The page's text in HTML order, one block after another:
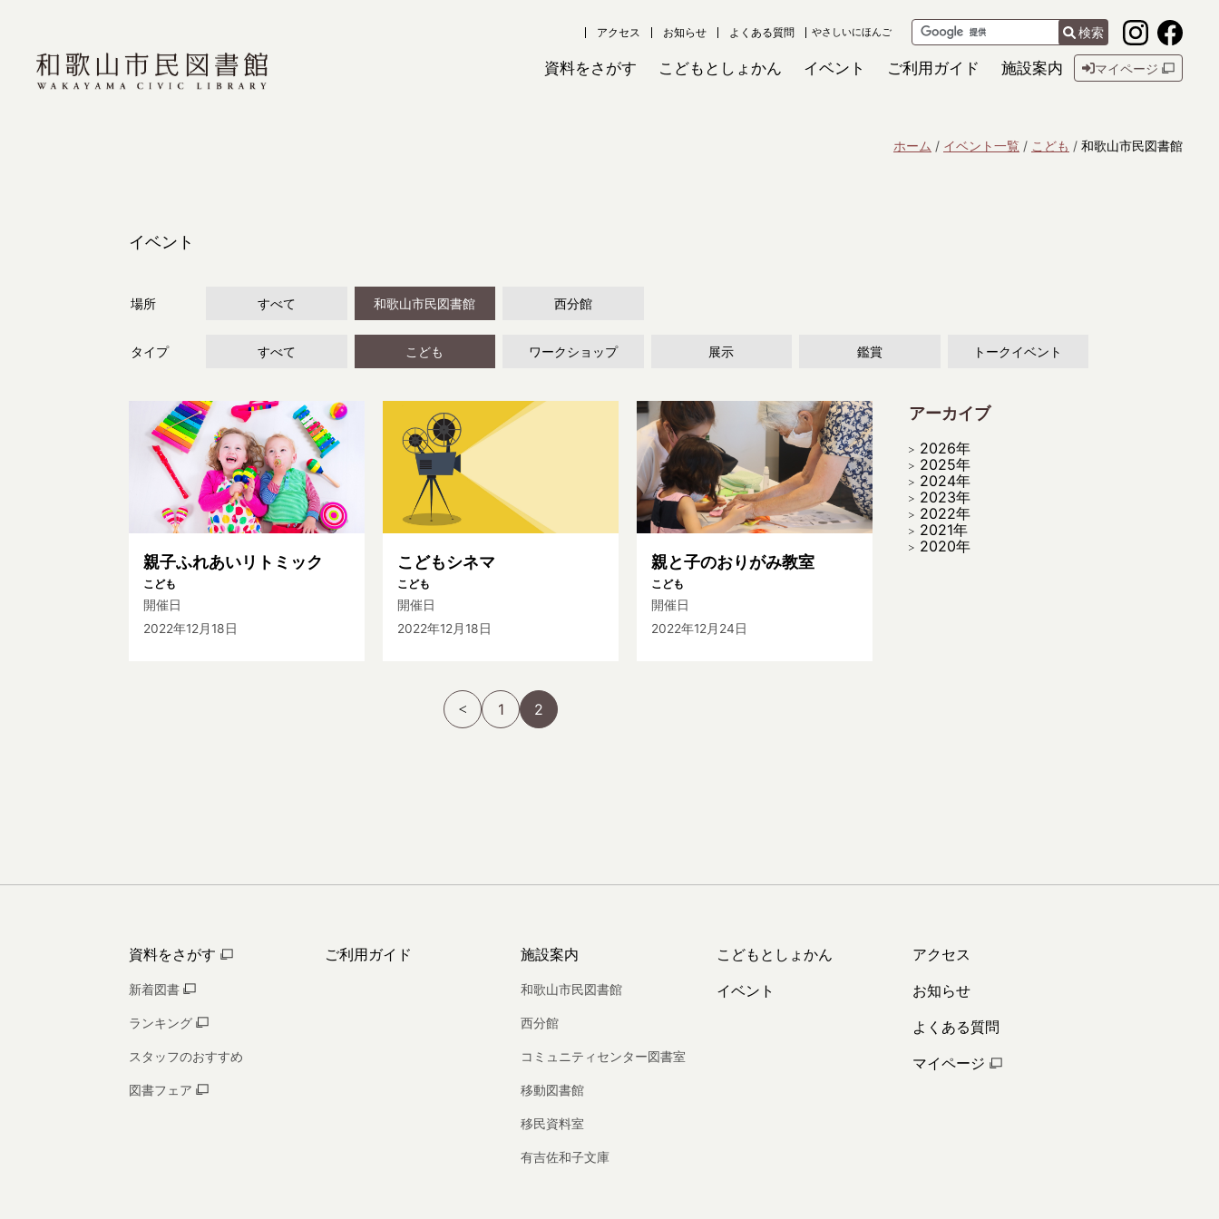
アクセス お知らせ よくある質問 やさしいにほんご 検索
資料をさがす こどもとしょかん イベント ご利用ガイド 施設案内 マイページ
ホーム イベント一覧 こども 和歌山市民図書館
イベント
場所 すべて 和歌山市民図書館 西分館
タイプ すべて こども ワークショップ 展示 鑑賞 トークイベント
親子ふれあいリトミック
こども
開催日
2022年12月18日
こどもシネマ
こども
開催日
2022年12月18日
親と子のおりがみ教室
こども
開催日
2022年12月24日
1 2
アーカイブ
2026年
2025年
2024年
2023年
2022年
2021年
2020年
資料をさがす
新着図書
ランキング
スタッフのおすすめ
図書フェア
ご利用ガイド 施設案内
和歌山市民図書館
西分館
コミュニティセンター図書室
移動図書館
移民資料室
有吉佐和子文庫
こどもとしょかん
イベント
アクセス
お知らせ
よくある質問
マイページ